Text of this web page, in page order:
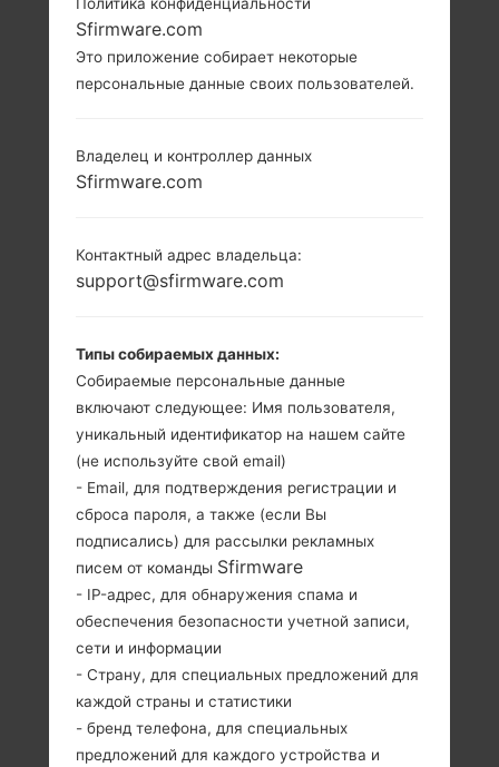
SAMSUNG GT-B7510B
ИЗ СЕРИИ GALAXY
PRO
Политика конфиденциальности
Sfirmware.com
Это приложение собирает некоторые
персональные данные своих пользователей.
Владелец и контроллер данных
Sfirmware.com
Контактный адрес владельца:
support@sfirmware.com
Типы собираемых данных:
Собираемые персональные данные
включают следующее: Имя пользователя,
уникальный идентификатор на нашем сайте
(не используйте свой email)
- Email, для подтверждения регистрации и
сброса пароля, а также (если Вы
подписались) для рассылки рекламных
писем от команды Sfirmware
- IP-адрес, для обнаружения спама и
обеспечения безопасности учетной записи,
сети и информации
- Страну, для специальных предложений для
каждой страны и статистики
- бренд телефона, для специальных
предложений для каждого устройства и